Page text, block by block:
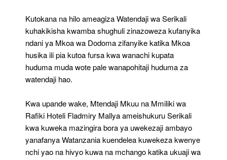
Kutokana na hilo ameagiza Watendaji wa Serikali
kuhakikisha kwamba shughuli zinazoweza kufanyika
ndani ya Mkoa wa Dodoma zifanyike katika Mkoa
husika ili pia kutoa fursa kwa wanachi kupata
huduma muda wote pale wanapohitaji huduma za
watendaji hao.
Kwa upande wake, Mtendaji Mkuu na Mmiliki wa
Rafiki Hoteli Fladmiry Mallya ameishukuru Serikali
kwa kuweka mazingira bora ya uwekezaji ambayo
yanafanya Watanzania kuendelea kuwekeza kwenye
nchi yao na hivyo kuwa na mchango katika ukuaji wa